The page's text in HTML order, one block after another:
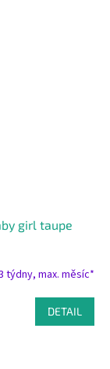
girl taupe
týdny, max. měsíc*
DETAIL